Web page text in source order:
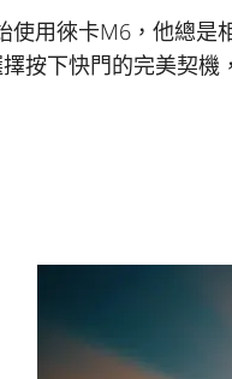
使用徠卡M6，他總
按下快門的完美契機